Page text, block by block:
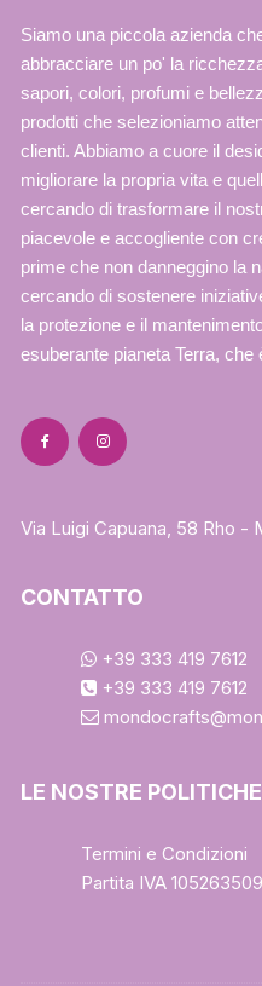
Siamo una piccola azienda
abbracciare un po' la
sapori, colori, profumi e
prodotti che selezioniamo
clienti. Abbiamo a cuore il
migliorare la propria vita e
cercando di trasformare il
piacevole e accogliente con
prime che non danneggino la
cercando di sostenere
la protezione e il
esuberante pianeta Terra, che
Via Luigi Capuana, 58 Rho -
CONTATTO
+39 333 419 7612
+39 333 419 7612
LE NOSTRE POLITICHE
Termini e Condizioni
Partita IVA